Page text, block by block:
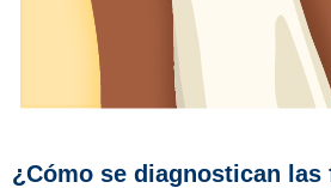
¿Cómo se diagnostican